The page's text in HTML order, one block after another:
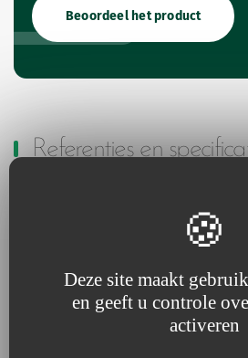
Deze site maakt
en geeft u controle
activeren
Beoordeel het product
Referenties en
FavouritesCode
Ø
Ø
Toevoegen aan mijn favorieten
5.5 8.0